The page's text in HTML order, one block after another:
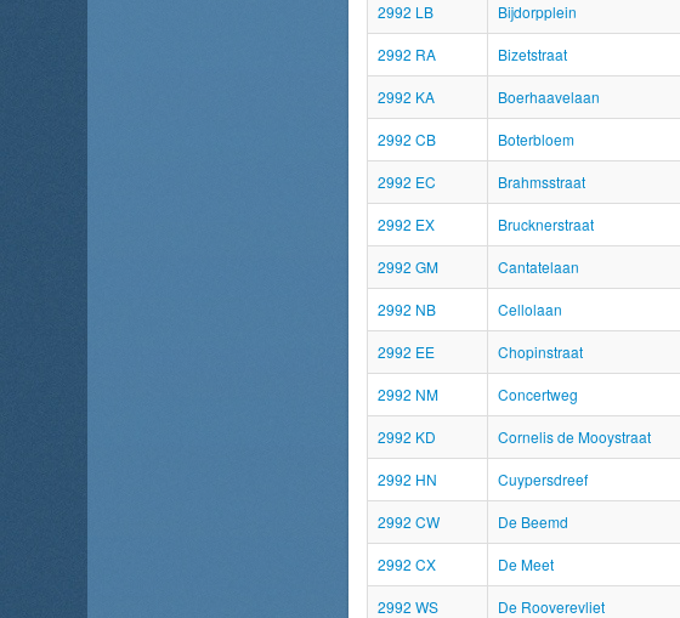
2992 LB Bijdorpplein
2992 RA Bizetstraat
2992 KA Boerhaavelaan
2992 CB Boterbloem
2992 EC Brahmsstraat
2992 EX Brucknerstraat
2992 GM Cantatelaan
2992 NB Cellolaan
2992 EE Chopinstraat
2992 NM Concertweg
2992 KD Cornelis de Mooystraat
2992 HN Cuypersdreef
2992 CW De Beemd
2992 CX De Meet
2992 WS De Rooverevliet